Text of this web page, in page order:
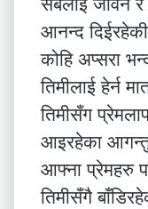
आनन्द दिईरहेकी
कोहि अप्सरा
तिमीलाई हेर्न
तिमीसँग
आइरहेका
आफ्ना प्रेमहरु
तिमीसँगै